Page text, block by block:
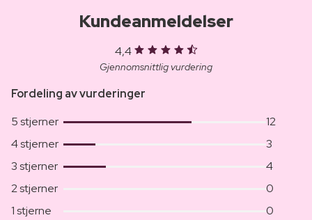
Kundeanmeldelser
4,4
Gjennomsnittlig vurdering
Fordeling av vurderinger
5 stjerner
12
4 stjerner
3
3 stjerner
4
2 stjerner
0
1 stjerne
0